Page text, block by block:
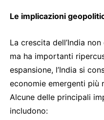
Le implicazioni
La crescita dell’India
ma ha importanti
espansione, l’India si
economie emergenti più
Alcune delle principali
includono: